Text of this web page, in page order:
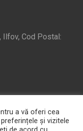
Ilfov, Cod Postal:
a vă oferi cea
și vizitele